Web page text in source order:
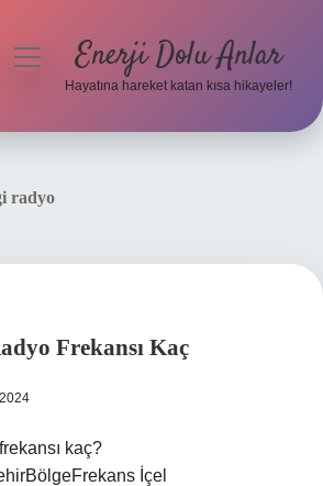
menüyüEnerji Dolu Anlar
Hayatına hareket katan kısa hikayeler!
radyo
Frekansı Kaç
kaç?
İçel